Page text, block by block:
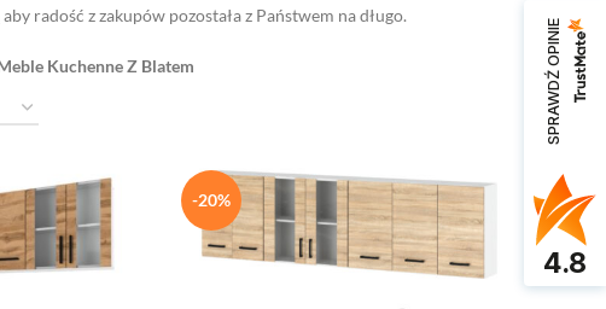
radość z zakupów pozostała z Państwem na długo.
Kuchenne Z Blatem
-20%
SPRAWDŹ OPINIE
4.8